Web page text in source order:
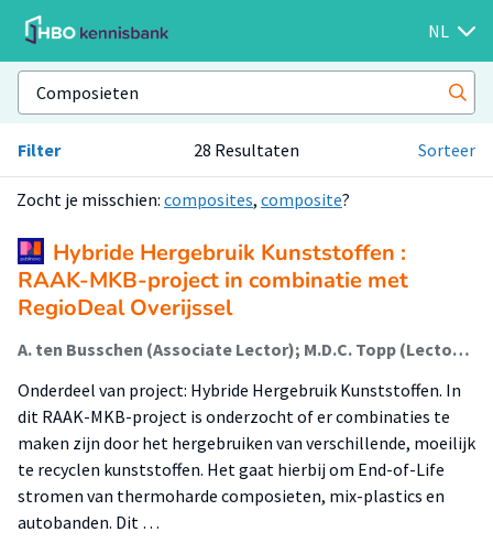
NL
Filter 28 Resultaten Sorteer
Zocht je misschien: composites, composite?
Hybride Hergebruik Kunststoffen :
RAAK-MKB-project in combinatie met
RegioDeal Overijssel
A. ten Busschen (Associate Lector); M.D.C. Topp (Lector); P. Schreuder (Lid Lectoraat); Hermans, K. (Lid Lectoraat)
Onderdeel van project: Hybride Hergebruik Kunststoffen. In
dit RAAK-MKB-project is onderzocht of er combinaties te
maken zijn door het hergebruiken van verschillende, moeilijk
te recyclen kunststoffen. Het gaat hierbij om End-of-Life
stromen van thermoharde composieten, mix-plastics en
autobanden. Dit …